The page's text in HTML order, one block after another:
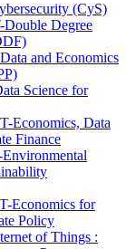
(CyS)
Degree
and Economics
Science for
Economics, Data
Finance
Economics for
Policy
of Things :